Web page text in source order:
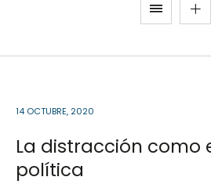
14 OCTUBRE, 2020
La distracción como
política